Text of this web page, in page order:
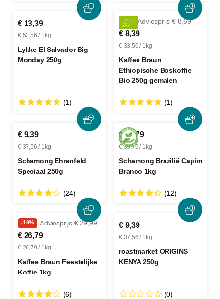
€ 13,39
€ 53,56 / 1kg
Lykke El Salvador Big
Monday 250g
(1)
-3% Adviesprijs € 8,69
€ 8,39
€ 33,56 / 1kg
Kaffee Braun
Ethiopische Boskoffie
Bio 250g gemalen
(1)
€ 9,39
€ 37,56 / 1kg
Schamong Ehrenfeld
Speciaal 250g
(24)
€ 35,79
€ 35,79 / 1kg
Schamong Brazilië Capim
Branco 1kg
(12)
-10% Adviesprijs € 29,99
€ 26,79
€ 26,79 / 1kg
Kaffee Braun Feestelijke
Koffie 1kg
(6)
€ 9,39
€ 37,56 / 1kg
roastmarket ORIGINS
KENYA 250g
(0)